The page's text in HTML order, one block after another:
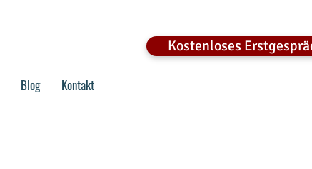
Kostenloses
Blog Kontakt